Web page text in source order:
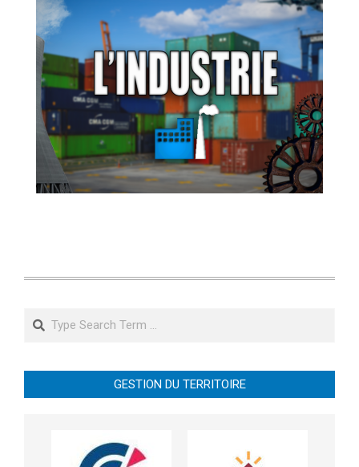
Search
GESTION DU TERRITOIRE